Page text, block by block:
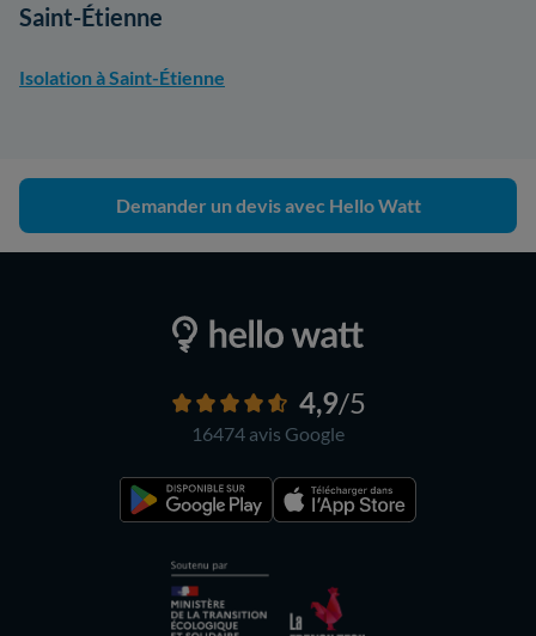
Saint-Étienne
Isolation à Saint-Étienne
Demander un devis avec Hello Watt
4,9/5
16474 avis Google